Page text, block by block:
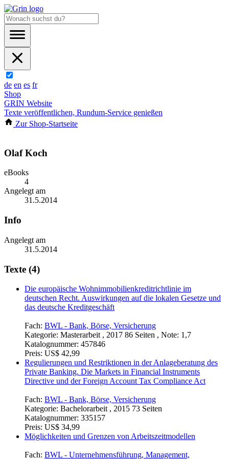
de en es fr
Shop
GRIN Website
Texte veröffentlichen, Rundum-Service genießen
Zur Shop-Startseite
Olaf Koch
eBooks
4
Angelegt am
31.5.2014
Info
Angelegt am
31.5.2014
Texte (4)
Die europäische Wohnimmobilienkreditrichtlinie im
deutschen Recht. Auswirkungen auf die lokalen Gesetze und
das deutsche Kreditgeschäft
Fach: BWL - Bank, Börse, Versicherung
Kategorie: Masterarbeit , 2017 86 Seiten , Note: 1,7
Katalognummer: 457846
Preis: US$ 42,99
Regulierungen und Restriktionen in der Anlageberatung des
Private Banking. Die Markets in Financial Instruments
Directive und der Foreign Account Tax Compliance Act
Fach: BWL - Bank, Börse, Versicherung
Kategorie: Bachelorarbeit , 2015 73 Seiten
Katalognummer: 335157
Preis: US$ 34,99
Möglichkeiten und Grenzen von Arbeitszeitmodellen
Fach: BWL - Unternehmensführung, Management,